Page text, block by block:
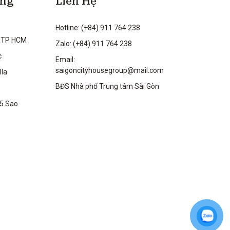
HCM
Sao
Hotline: (+84) 911 764 238
Zalo: (+84) 911 764 238
Email:
saigoncityhousegroup@mail.com
BĐS Nhà phố Trung tâm Sài Gòn